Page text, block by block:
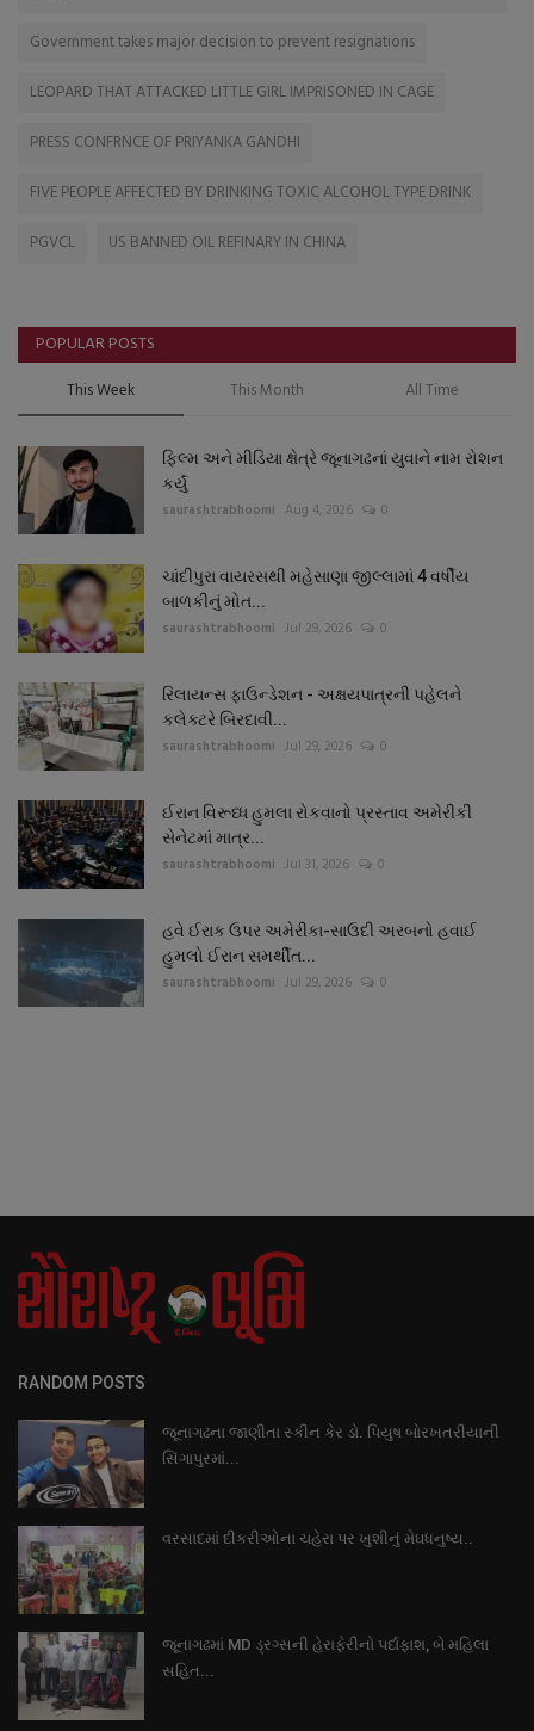
Government takes major decision to prevent resignations
LEOPARD THAT ATTACKED LITTLE GIRL IMPRISONED IN CAGE
PRESS CONFRNCE OF PRIYANKA GANDHI
FIVE PEOPLE AFFECTED BY DRINKING TOXIC ALCOHOL TYPE DRINK
PGVCL
US BANNED OIL REFINARY IN CHINA
POPULAR POSTS
This Week This Month All Time
ફિલ્મ અને મીડિયા ક્ષેત્રે જૂનાગઢનાં યુવાને નામ રોશન
કર્યું
saurashtrabhoomi Aug 4, 2026 0
ચાંદીપુરા વાયરસથી મહેસાણા જીલ્લામાં 4 વર્ષીય
બાળકીનું મોત...
saurashtrabhoomi Jul 29, 2026 0
રિલાયન્સ ફાઉન્ડેશન - અક્ષયપાત્રની પહેલને
કલેક્ટરે બિરદાવી...
saurashtrabhoomi Jul 29, 2026 0
ઈરાન વિરૂધ્ધ હુમલા રોકવાનો પ્રસ્તાવ અમેરીકી
સેનેટમાં માત્ર...
saurashtrabhoomi Jul 31, 2026 0
હવે ઈરાક ઉપર અમેરીકા-સાઉદી અરબનો હવાઈ
હુમલો ઈરાન સમર્થીત...
saurashtrabhoomi Jul 29, 2026 0
RANDOM POSTS
જૂનાગઢના જાણીતા સ્કીન કેર ડો. પિયુષ બોરખતરીયાની
સિંગાપુરમાં...
વરસાદમાં દીકરીઓના ચહેરા પર ખુશીનું મેઘધનુષ્ય..
જૂનાગઢમાં MD ડ્રગ્સની હેરાફેરીનો પર્દાફાશ, બે મહિલા
સહિત...